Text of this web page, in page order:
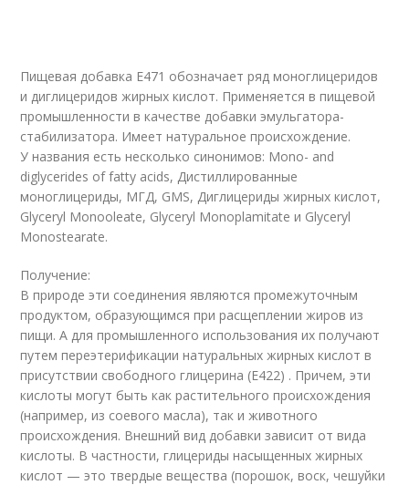
Пищевая добавка E471 обозначает ряд моноглицеридов
и диглицеридов жирных кислот. Применяется в пищевой
промышленности в качестве добавки эмульгатора-
стабилизатора. Имеет натуральное происхождение.
У названия есть несколько синонимов: Mono- and
diglycerides of fatty acids, Дистиллированные
моноглицериды, МГД, GMS, Диглицериды жирных кислот,
Glyceryl Monooleate, Glyceryl Monoplamitate и Glyceryl
Monostearate.
Получение:
В природе эти соединения являются промежуточным
продуктом, образующимся при расщеплении жиров из
пищи. А для промышленного использования их получают
путем переэтерификации натуральных жирных кислот в
присутствии свободного глицерина (Е422) . Причем, эти
кислоты могут быть как растительного происхождения
(например, из соевого масла), так и животного
происхождения. Внешний вид добавки зависит от вида
кислоты. В частности, глицериды насыщенных жирных
кислот — это твердые вещества (порошок, воск, чешуйки